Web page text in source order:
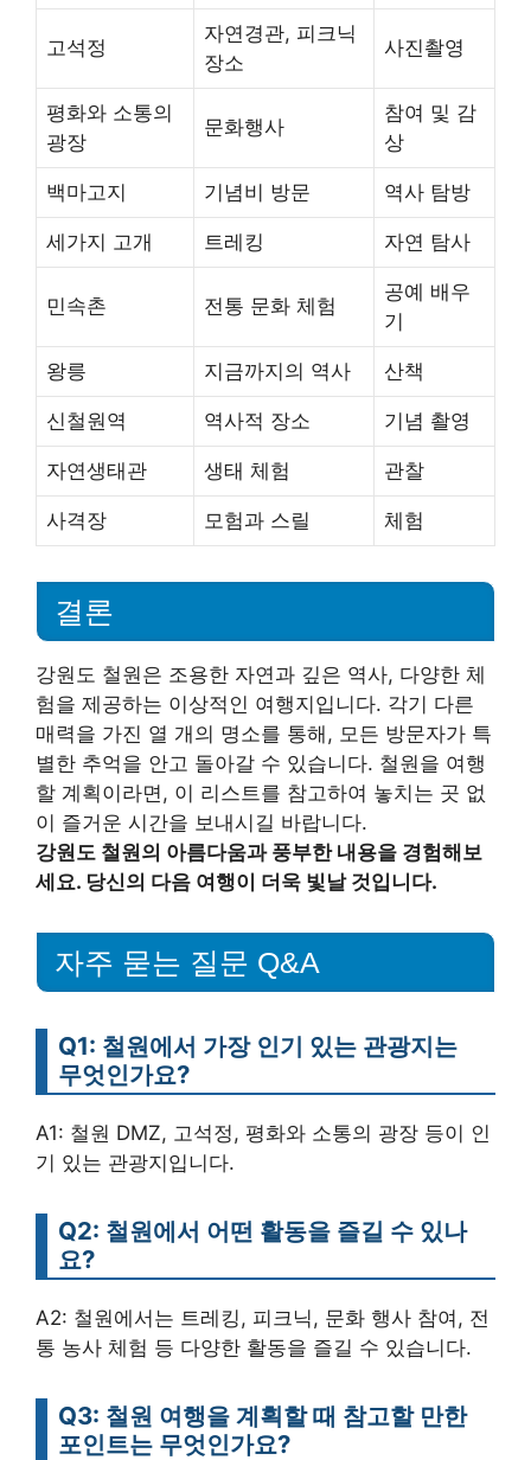
고석정
자연경관, 피크닉
장소
사진촬영
평화와 소통의
광장
문화행사
참여 및 감
상
백마고지 기념비 방문 역사 탐방
세가지 고개 트레킹 자연 탐사
민속촌 전통 문화 체험
공예 배우
기
왕릉 지금까지의 역사 산책
신철원역 역사적 장소 기념 촬영
자연생태관 생태 체험 관찰
사격장 모험과 스릴 체험
결론
강원도 철원은 조용한 자연과 깊은 역사, 다양한 체
험을 제공하는 이상적인 여행지입니다. 각기 다른
매력을 가진 열 개의 명소를 통해, 모든 방문자가 특
별한 추억을 안고 돌아갈 수 있습니다. 철원을 여행
할 계획이라면, 이 리스트를 참고하여 놓치는 곳 없
이 즐거운 시간을 보내시길 바랍니다.
강원도 철원의 아름다움과 풍부한 내용을 경험해보
세요. 당신의 다음 여행이 더욱 빛날 것입니다.
자주 묻는 질문 Q&A
Q1: 철원에서 가장 인기 있는 관광지는
무엇인가요?
A1: 철원 DMZ, 고석정, 평화와 소통의 광장 등이 인
기 있는 관광지입니다.
Q2: 철원에서 어떤 활동을 즐길 수 있나
요?
A2: 철원에서는 트레킹, 피크닉, 문화 행사 참여, 전
통 농사 체험 등 다양한 활동을 즐길 수 있습니다.
Q3: 철원 여행을 계획할 때 참고할 만한
포인트는 무엇인가요?